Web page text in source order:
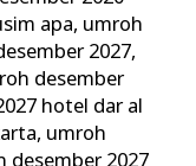
apa, umroh
2027,
desember
hotel dar al
, umroh